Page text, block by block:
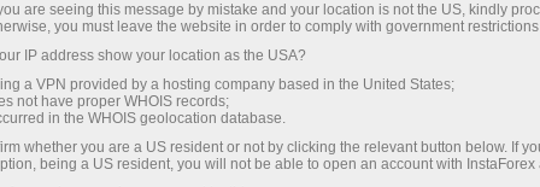
Катерина Стіхіна
Директор ІнстаФорекс - ТВ*
are seeing this message by mistake and your location is not the US, kindly
you must leave the website in order to comply with government
IP address show your location as the USA?
a VPN provided by a hosting company based in the United States;
not have proper WHOIS records;
in the WHOIS geolocation database.
whether you are a US resident or not by clicking the relevant button below. If
being a US resident, you will not be able to open an account with InstaForex